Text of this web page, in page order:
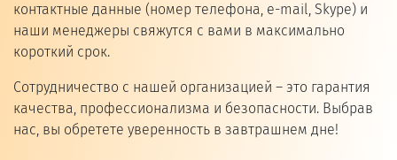
контактные данные (номер телефона, e-mail, Skype) и
наши менеджеры свяжутся с вами в максимально
короткий срок.
Сотрудничество с нашей организацией – это гарантия
качества, профессионализма и безопасности. Выбрав
нас, вы обретете уверенность в завтрашнем дне!